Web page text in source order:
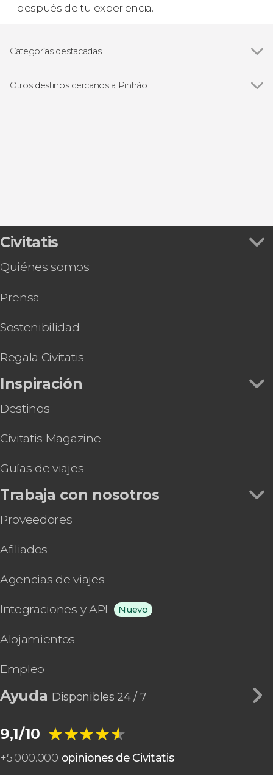
después de tu experiencia.
Categorías destacadas
Otros destinos cercanos a Pinhão
Civitatis
Quiénes somos
Prensa
Sostenibilidad
Regala Civitatis
Inspiración
Destinos
Civitatis Magazine
Guías de viajes
Trabaja con nosotros
Proveedores
Afiliados
Agencias de viajes
Integraciones y API Nuevo
Alojamientos
Empleo
Ayuda Disponibles 24 / 7
9,1/10 ★★★★★
★★★★★
+5.000.000 opiniones de Civitatis